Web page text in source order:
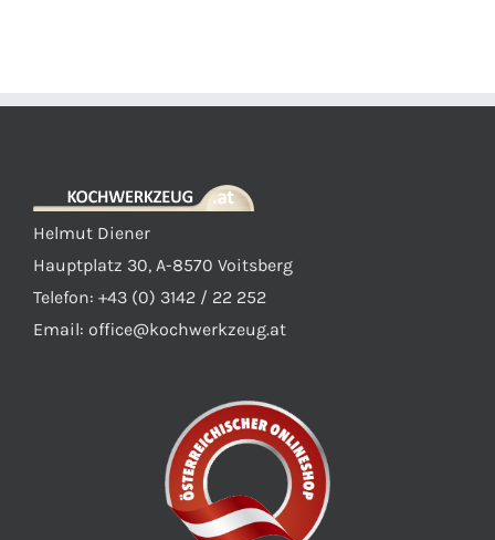
Helmut Diener
Hauptplatz 30, A-8570 Voitsberg
Telefon: +43 (0) 3142 / 22 252
Email: office@kochwerkzeug.at